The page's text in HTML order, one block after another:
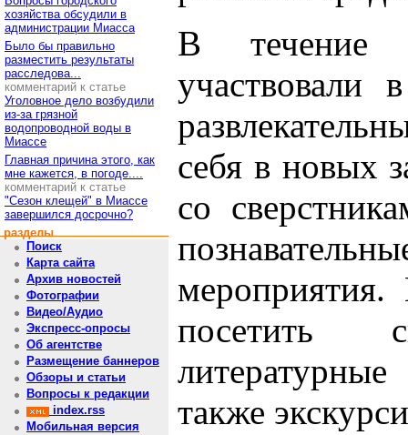
хозяйства обсудили в
администрации Миасса
Было бы правильно
разместить результаты
расследова...
комментарий к статье
Уголовное дело возбудили
из-за грязной
водопроводной воды в
Миассе
Главная причина этого, как
мне кажется, в погоде....
комментарий к статье
"Сезон клещей" в Миассе
завершился досрочно?
разделы
Поиск
Карта сайта
Архив новостей
Фотографии
Видео/Аудио
Экспресс-опросы
Об агентстве
Размещение баннеров
Обзоры и статьи
Вопросы к редакции
index.rss
Мобильная версия
В течение
участвовали
себя в новых
со
посетить
также